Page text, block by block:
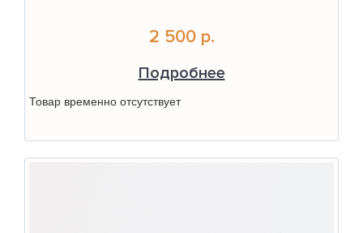
2 500 р.
Подробнее
Товар временно отсутствует